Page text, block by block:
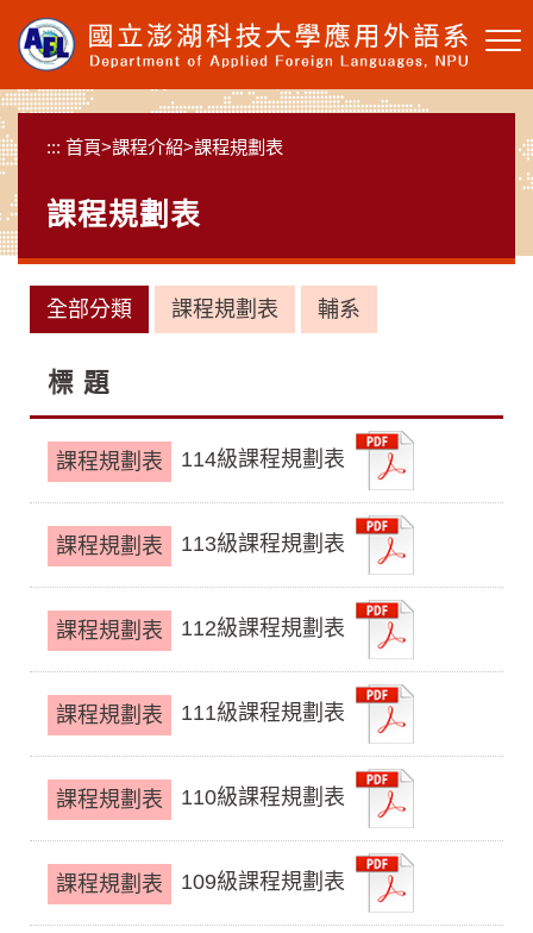
要
內
容
塊
::: 首頁>課程介紹>課程規劃表
課程規劃表
全部分類 課程規劃表 輔系
標 題
課程規劃表 114級課程規劃表
課程規劃表 113級課程規劃表
課程規劃表 112級課程規劃表
課程規劃表 111級課程規劃表
課程規劃表 110級課程規劃表
課程規劃表 109級課程規劃表